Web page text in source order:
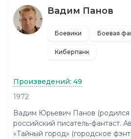
Вадим Панов
Боевики Боевая
Киберпанк
Произведений: 49
1972
Вадим Юрьевич Панов (родился
российский писатель-фантаст.
«Тайный город» (городское